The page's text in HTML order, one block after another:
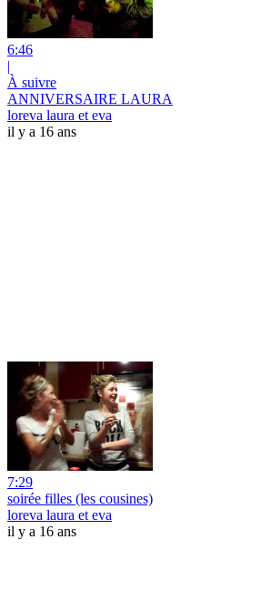
6:46
|
À suivre
ANNIVERSAIRE LAURA
loreva laura et eva
il y a 16 ans
7:29
soirée filles (les cousines)
loreva laura et eva
il y a 16 ans